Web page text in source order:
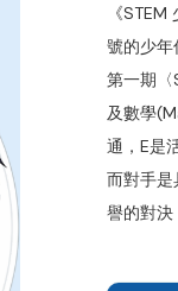
《
號的少年
第一期
及數學
通，E是
而對手是
譽的對決